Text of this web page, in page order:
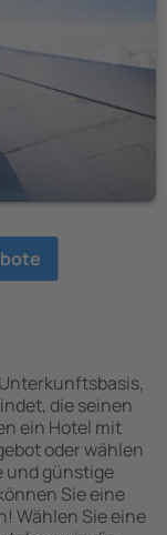
die seinen
ein Hotel mit
oder wählen
und günstige
Sie eine
Wählen Sie eine